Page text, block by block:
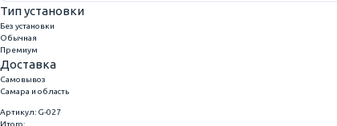
Тип установки
Без установки
Обычная
Премиум
Доставка
Самовывоз
Самара и область
Артикул: G-027
Итого: